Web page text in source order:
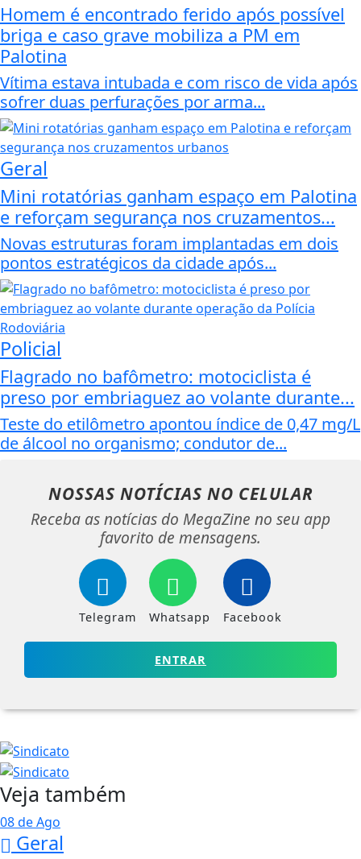
Homem é encontrado ferido após possível
briga e caso grave mobiliza a PM em
Palotina
Vítima estava intubada e com risco de vida após
sofrer duas perfurações por arma...
Geral
Mini rotatórias ganham espaço em Palotina
e reforçam segurança nos cruzamentos...
Novas estruturas foram implantadas em dois
pontos estratégicos da cidade após...
Policial
Flagrado no bafômetro: motociclista é
preso por embriaguez ao volante durante...
Teste do etilômetro apontou índice de 0,47 mg/L
de álcool no organismo; condutor de...
NOSSAS NOTÍCIAS NO CELULAR
Receba as notícias do MegaZine no seu app
favorito de mensagens.
Telegram Whatsapp Facebook
ENTRAR
Veja também
08 de Ago
Geral